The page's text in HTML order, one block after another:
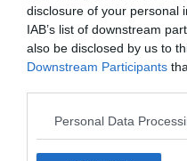
disclosure of your personal
IAB’s list of downstream
also be disclosed by us to
Downstream Participants
Personal Data
0%